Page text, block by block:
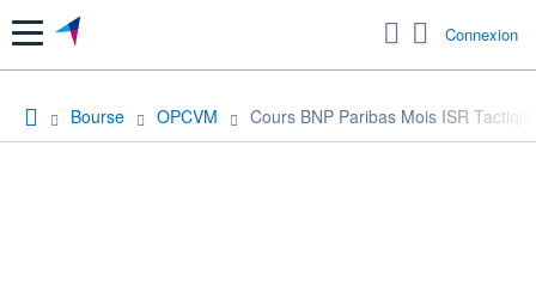
Menu Connexion
Bourse OPCVM Cours BNP Paribas Mois ISR